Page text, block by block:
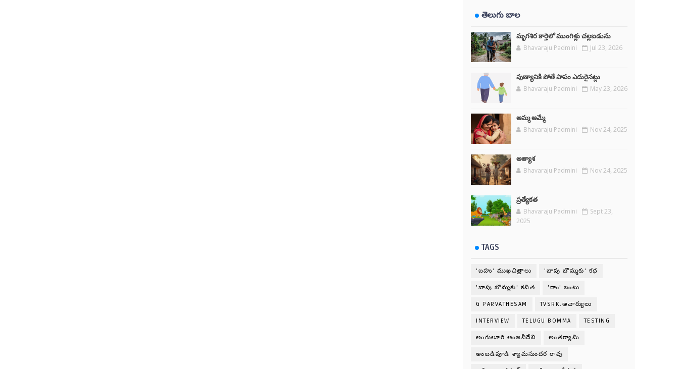
తెలుగు బాల
మృగశిర కార్తెలో ముంగిళ్లు చల్లబడును
Bhavaraju Padmini Jul 23, 2026
పుణ్యానికి పోతే పాపం ఎదురైనట్లు
Bhavaraju Padmini May 23, 2026
అమ్మ అమ్మే
Bhavaraju Padmini Nov 24, 2025
అత్యాశ
Bhavaraju Padmini Nov 24, 2025
ప్రత్యేకత
Bhavaraju Padmini
Sept 23,
2025
TAGS
'బహు' ముఖచిత్రాలు 'బాపు బొమ్మకు' కధ
'బాపు బొమ్మకు' కవిత 'రాం' బంటు
G PARVATHESAM TVSRK.ఆచార్యులు
INTERVIEW TELUGU BOMMA TESTING
అంగులూరి అంజనీదేవి అంతర్యామి
అంబడిపూడి శ్యామసుందర రావు